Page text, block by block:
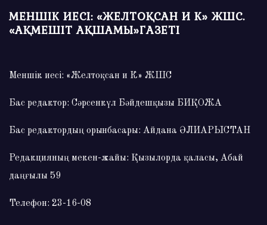
МЕНШІК ИЕСІ: «ЖЕЛТОҚСАН И К» ЖШС.
«АҚМЕШІТ АҚШАМЫ»ГАЗЕТІ
Меншік иесі: «Желтоқсан и К» ЖШС
Бас редактор: Сәрсенкүл Бәйдешқызы БИҚОЖА
Бас редактордың орынбасары: Айдана ӘЛИАРЫСТАН
Редакцияның мекен-жайы: Қызылорда қаласы, Абай
даңғылы 59
Телефон: 23-16-08